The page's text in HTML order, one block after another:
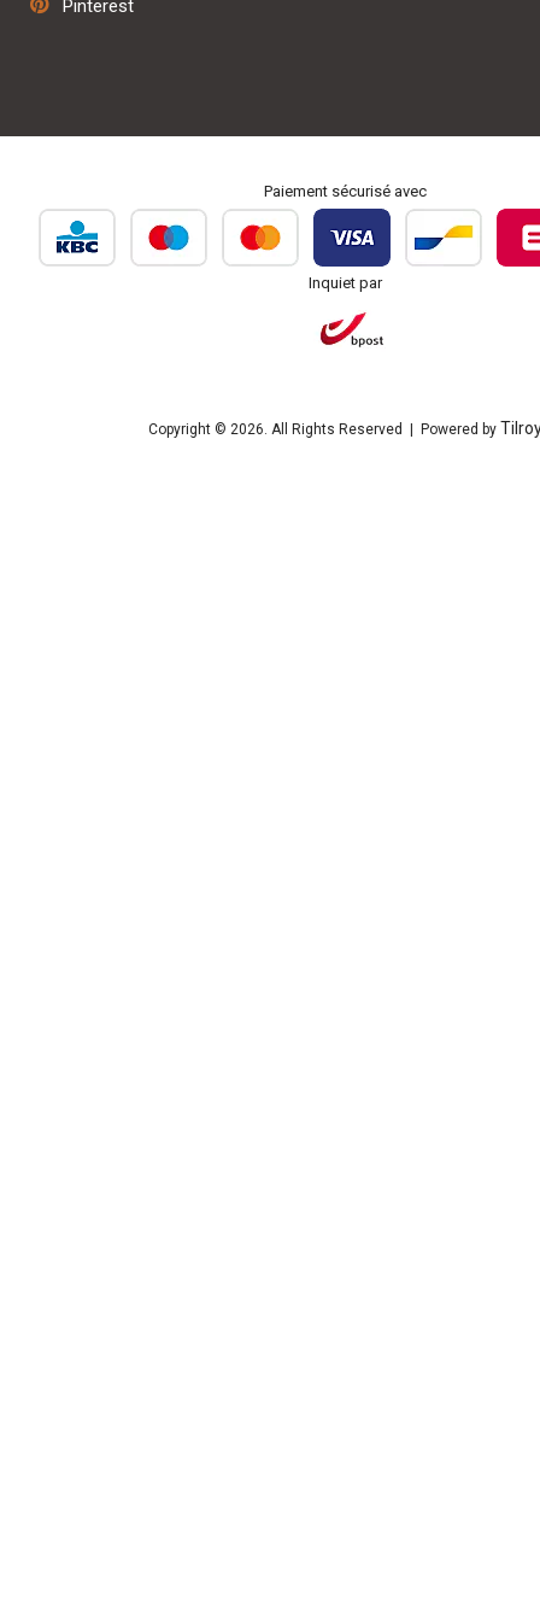
Personnalisation et broderie
Pinterest
Paiement sécurisé avec
Inquiet par
Copyright © 2026. All Rights Reserved | Powered by